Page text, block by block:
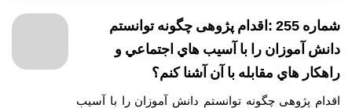
شماره 255 :اقدام پژوهی چگونه توانستم
دانش آموزان را با آسيب هاي اجتماعي و
راهكار هاي مقابله با آن آشنا كنم؟
اقدام پژوهی چگونه توانستم دانش آموزان را با آسيب